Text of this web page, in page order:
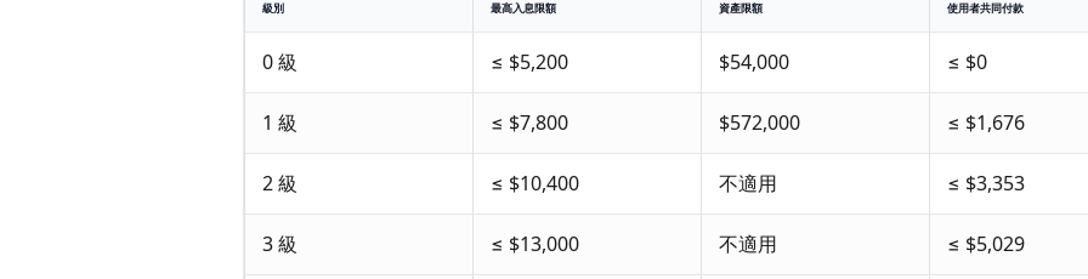
級別 最高入息限額 資產限額 使用者共同付款
0 級 ≤ $5,200 $54,000 ≤ $0
1 級 ≤ $7,800 $572,000 ≤ $1,676
2 級 ≤ $10,400 不適用 ≤ $3,353
3 級 ≤ $13,000 不適用 ≤ $5,029